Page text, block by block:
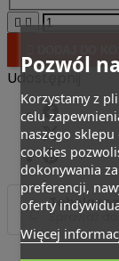
 
Udostępnij
Tabela
Sprawdź
Pozwól
Korzystamy z
celu
naszego
cookies
dokonywania
preferencji,
oferty
Więcej